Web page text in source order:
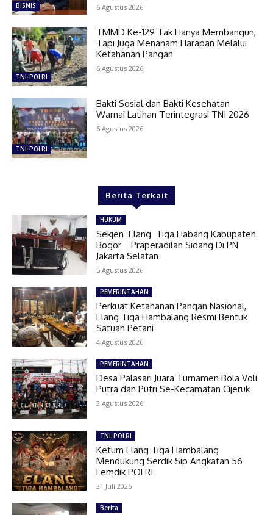
BISNIS 6 Agustus 2026
TNI-POLRI
TMMD Ke-129 Tak Hanya Membangun,
Tapi Juga Menanam Harapan Melalui
Ketahanan Pangan
6 Agustus 2026
TNI-POLRI
Bakti Sosial dan Bakti Kesehatan
Warnai Latihan Terintegrasi TNI 2026
6 Agustus 2026
Berita Terkait
HUKUM
Sekjen Elang Tiga Habang Kabupaten
Bogor Praperadilan Sidang Di PN
Jakarta Selatan
5 Agustus 2026
PEMERINTAHAN
Perkuat Ketahanan Pangan Nasional,
Elang Tiga Hambalang Resmi Bentuk
Satuan Petani
4 Agustus 2026
PEMERINTAHAN
Desa Palasari Juara Turnamen Bola Voli
Putra dan Putri Se-Kecamatan Cijeruk
3 Agustus 2026
TNI-POLRI
Ketum Elang Tiga Hambalang
Mendukung Serdik Sip Angkatan 56
Lemdik POLRI
31 Juli 2026
Berita